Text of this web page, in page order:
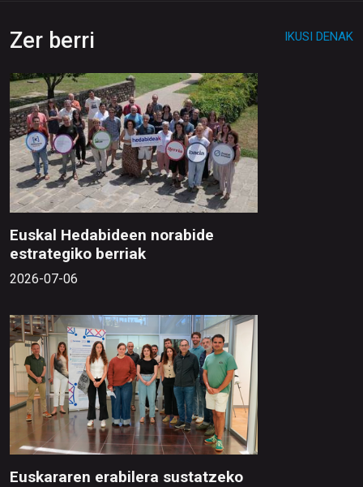
Zer berri IKUSI DENAK
Euskal Hedabideen norabide
estrategiko berriak
2026-07-06
Euskararen erabilera sustatzeko